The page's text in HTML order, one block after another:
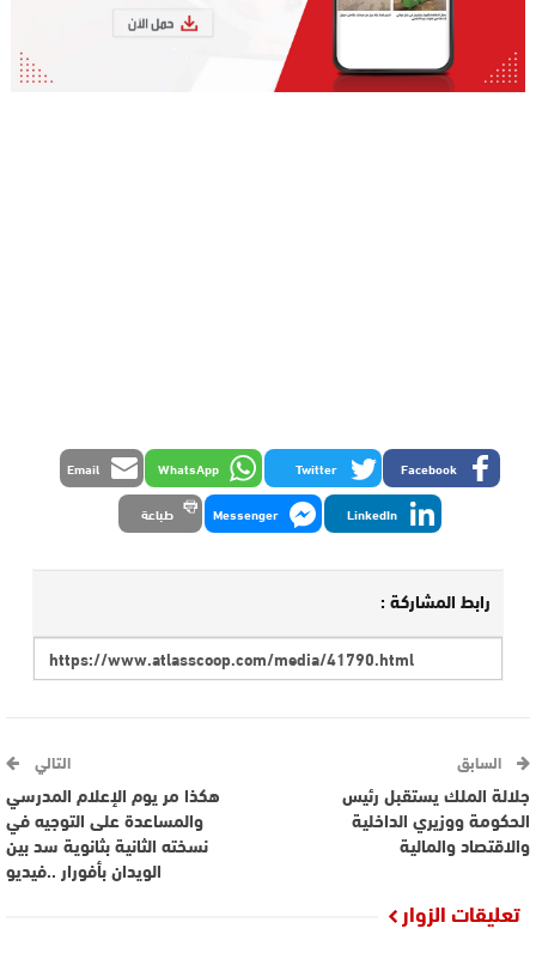
Facebook
Twitter
WhatsApp
Email
LinkedIn
Messenger طباعة
رابط المشاركة :
السابق
جلالة الملك يستقبل رئيس
الحكومة ووزيري الداخلية
والاقتصاد والمالية
التالي
هكذا مر يوم الإعلام المدرسي
والمساعدة على التوجيه في
نسخته الثانية بثانوية سد بين
الويدان بأفورار ..فيديو
تعليقات الزوار